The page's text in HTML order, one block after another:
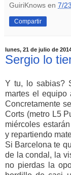
GuiriKnows en 7/
Compartir
lunes, 21 de julio de
Sergio lo
Y tu, lo sabias?
martes el equipo
Concretamente
Corts (metro L5
miércoles
y repartiendo
Si Barcelona te
de la condal, la
no pierdas la